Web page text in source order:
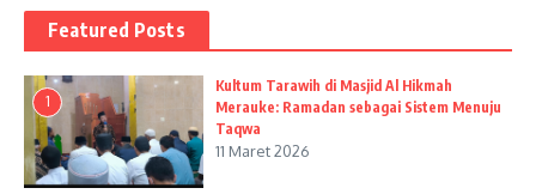
Featured Posts
1
Kultum Tarawih di Masjid Al Hikmah
Merauke: Ramadan sebagai Sistem Menuju
Taqwa
11 Maret 2026